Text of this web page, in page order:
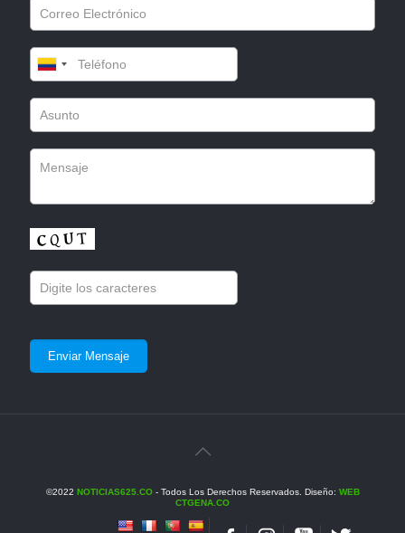
©2022 NOTICIAS625.CO- Todos Los Derechos Reservados. Diseño: WEB
CTGENA.CO